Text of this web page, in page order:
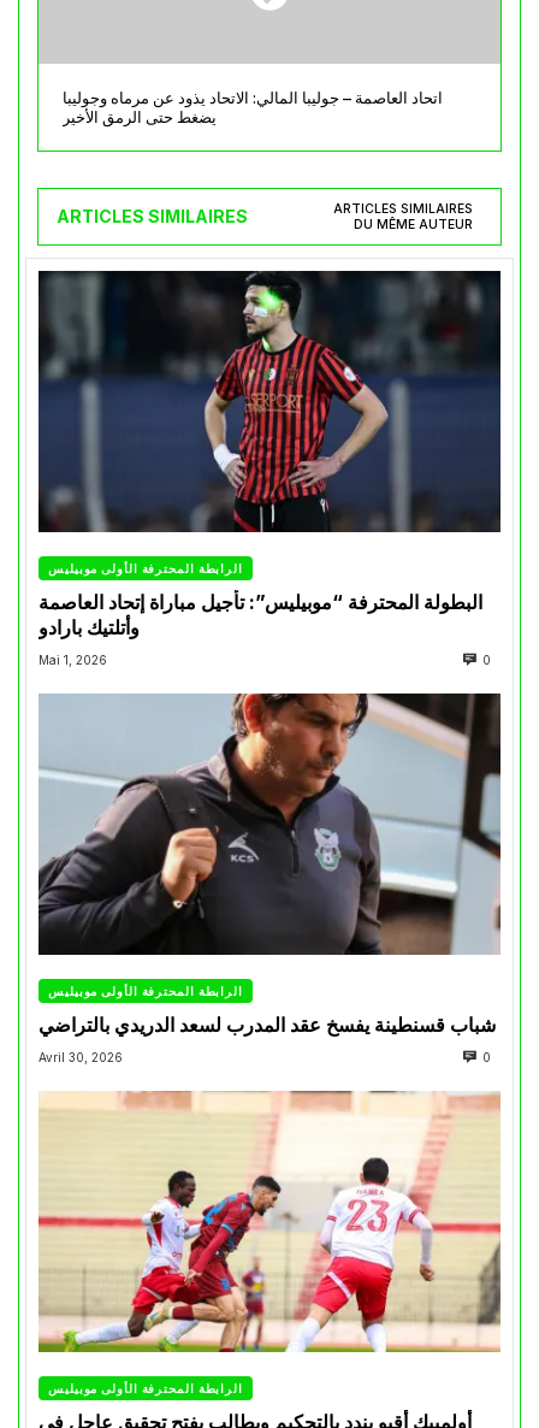
اتحاد العاصمة – جوليبا المالي: الاتحاد يذود عن مرماه وجوليبا
يضغط حتى الرمق الأخير
ARTICLES SIMILAIRES
ARTICLES SIMILAIRES
DU MÊME AUTEUR
الرابطة المحترفة الأولى موبيليس
البطولة المحترفة “موبيليس”: تأجيل مباراة إتحاد العاصمة
وأتلتيك بارادو
Mai 1, 2026 0
الرابطة المحترفة الأولى موبيليس
شباب قسنطينة يفسخ عقد المدرب لسعد الدريدي بالتراضي
Avril 30, 2026 0
الرابطة المحترفة الأولى موبيليس
أولمبيك أقبو يندد بالتحكيم ويطالب بفتح تحقيق عاجل في